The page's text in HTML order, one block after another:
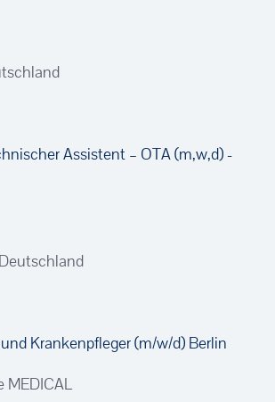
Assistent – OTA (m,w,d) -
Krankenpfleger (m/w/d) Berlin
MEDICAL